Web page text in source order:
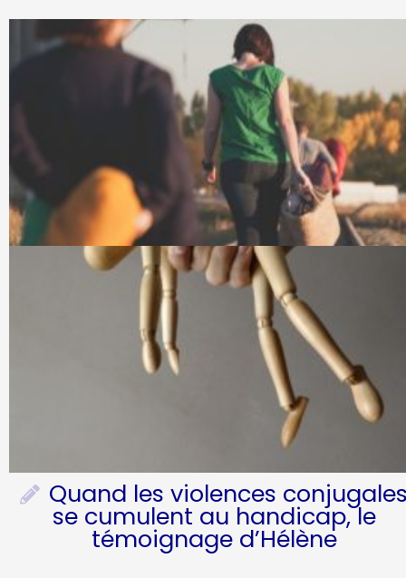
Quand les violences
se cumulent au handicap, le
témoignage d’Hélène